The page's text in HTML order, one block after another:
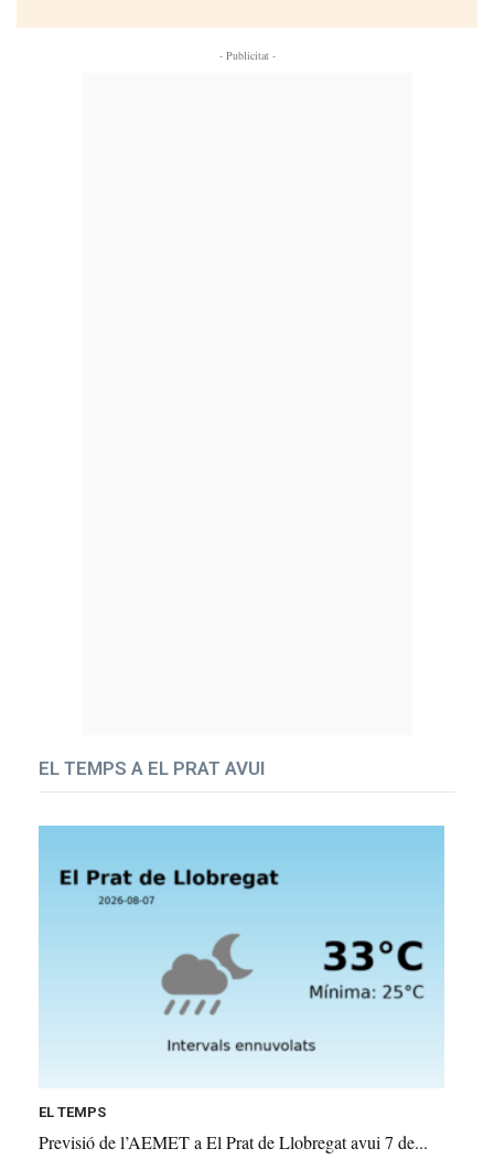
- Publicitat -
EL TEMPS A EL PRAT AVUI
EL TEMPS
Previsió de l’AEMET a El Prat de Llobregat avui 7 de...